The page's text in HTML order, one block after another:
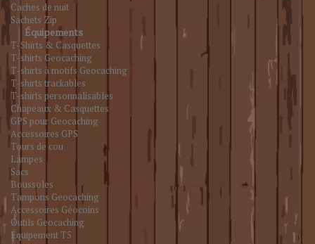
Caches de nuit
Sachets Zip
Équipements
T-Shirts & Casquettes
T-shirts Geocaching
T-shirts à motifs Geocaching
T-shirts trackables
T-shirts personnalisables
Chapeaux & Casquettes
GPS pour Geocaching
Accessoires GPS
Tours de cou
Lampes
Sacs
Boussoles
Tampons Geocaching
Accessoires Géocoins
Outils Geocaching
Équipement T5